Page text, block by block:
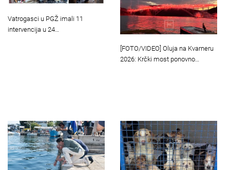
Vatrogasci u PGŽ imali 11
intervencija u 24…
[FOTO/VIDEO] Oluja na Kvarneru
2026: Krčki most ponovno…